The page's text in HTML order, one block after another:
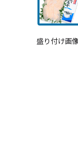
盛り付け画